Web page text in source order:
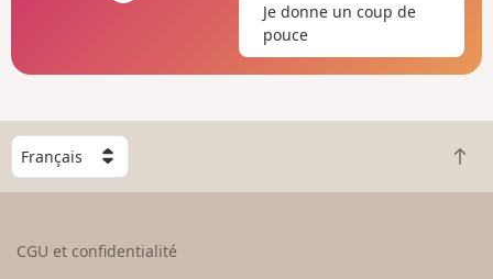
Je donne un coup de
pouce
C
h
o
R
e
CGU et confidentialité